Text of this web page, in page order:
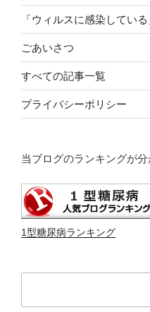
「ウィルスに感染してい
ごあいさつ
すべての記事一覧
プライバシーポリシー
当ブログのランキングが
1型糖尿病ランキング